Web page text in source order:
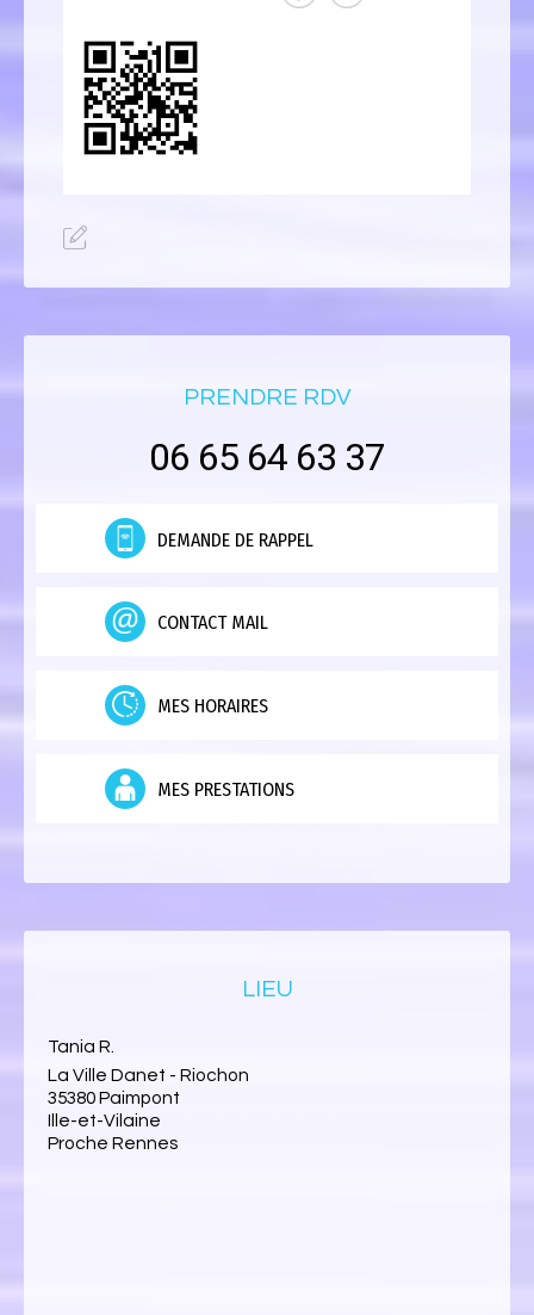
PRENDRE RDV
06 65 64 63 37
DEMANDE DE RAPPEL
CONTACT MAIL
MES HORAIRES
MES PRESTATIONS
LIEU
Tania R.
La Ville Danet - Riochon
35380 Paimpont
Ille-et-Vilaine
Proche Rennes